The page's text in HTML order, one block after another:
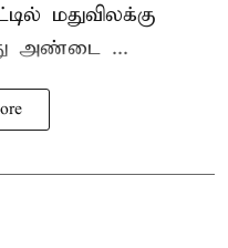
மதுவிலக்கு
அண்டை ...